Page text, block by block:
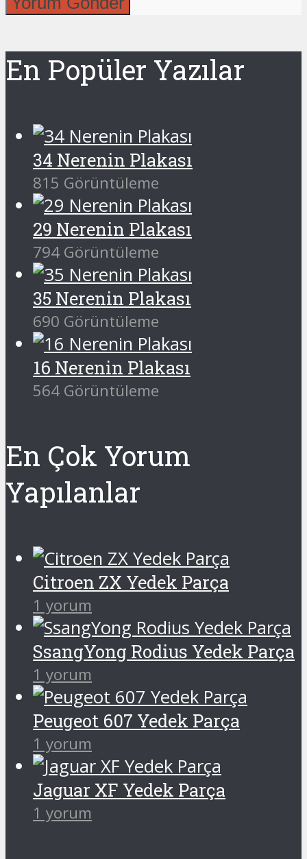
En Popüler Yazılar
34 Nerenin Plakası
815 Görüntüleme
29 Nerenin Plakası
794 Görüntüleme
35 Nerenin Plakası
690 Görüntüleme
16 Nerenin Plakası
564 Görüntüleme
En Çok Yorum
Yapılanlar
Citroen ZX Yedek Parça
1 yorum
SsangYong Rodius Yedek Parça
1 yorum
Peugeot 607 Yedek Parça
1 yorum
Jaguar XF Yedek Parça
1 yorum